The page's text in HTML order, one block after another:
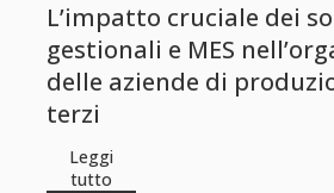
L’impatto cruciale dei
gestionali e MES
delle aziende di
terzi
Leggi
tutto